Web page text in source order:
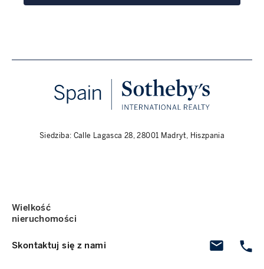
Siedziba: Calle Lagasca 28, 28001 Madryt, Hiszpania
Skontaktuj się z nami
Wielkość
nieruchomości